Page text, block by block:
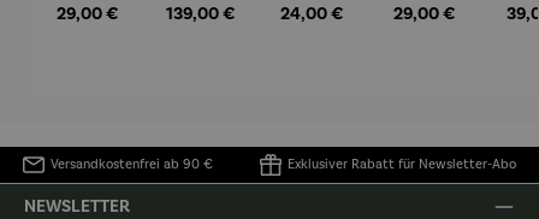
er
Regulärer Preis:
29,00 €
– Herz
Regulärer Preis:
139,00 €
Regulärer Preis:
24,00 € Regulärer Preis:
29,00 €
Versandkostenfrei ab 90 € Exklusiver Rabatt für Newsletter-Abo
NEWSLETTER